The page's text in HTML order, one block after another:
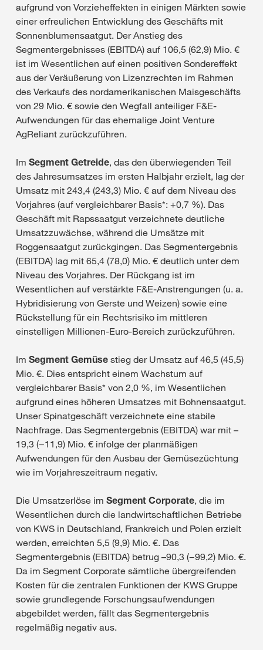
aufgrund von Vorzieheffekten in einigen Märkten sowie
einer erfreulichen Entwicklung des Geschäfts mit
Sonnenblumensaatgut. Der Anstieg des
Segmentergebnisses (EBITDA) auf 106,5 (62,9) Mio. €
ist im Wesentlichen auf einen positiven Sondereffekt
aus der Veräußerung von Lizenzrechten im Rahmen
des Verkaufs des nordamerikanischen Maisgeschäfts
von 29 Mio. € sowie den Wegfall anteiliger F&E-
Aufwendungen für das ehemalige Joint Venture
AgReliant zurückzuführen.
Im Segment Getreide, das den überwiegenden Teil
des Jahresumsatzes im ersten Halbjahr erzielt, lag der
Umsatz mit 243,4 (243,3) Mio. € auf dem Niveau des
Vorjahres (auf vergleichbarer Basis*: +0,7 %). Das
Geschäft mit Rapssaatgut verzeichnete deutliche
Umsatzzuwächse, während die Umsätze mit
Roggensaatgut zurückgingen. Das Segmentergebnis
(EBITDA) lag mit 65,4 (78,0) Mio. € deutlich unter dem
Niveau des Vorjahres. Der Rückgang ist im
Wesentlichen auf verstärkte F&E-Anstrengungen (u. a.
Hybridisierung von Gerste und Weizen) sowie eine
Rückstellung für ein Rechtsrisiko im mittleren
einstelligen Millionen-Euro-Bereich zurückzuführen.
Im Segment Gemüse stieg der Umsatz auf 46,5 (45,5)
Mio. €. Dies entspricht einem Wachstum auf
vergleichbarer Basis* von 2,0 %, im Wesentlichen
aufgrund eines höheren Umsatzes mit Bohnensaatgut.
Unser Spinatgeschäft verzeichnete eine stabile
Nachfrage. Das Segmentergebnis (EBITDA) war mit –
19,3 (−11,9) Mio. € infolge der planmäßigen
Aufwendungen für den Ausbau der Gemüsezüchtung
wie im Vorjahreszeitraum negativ.
Die Umsatzerlöse im Segment Corporate, die im
Wesentlichen durch die landwirtschaftlichen Betriebe
von KWS in Deutschland, Frankreich und Polen erzielt
werden, erreichten 5,5 (9,9) Mio. €. Das
Segmentergebnis (EBITDA) betrug –90,3 (−99,2) Mio. €.
Da im Segment Corporate sämtliche übergreifenden
Kosten für die zentralen Funktionen der KWS Gruppe
sowie grundlegende Forschungsaufwendungen
abgebildet werden, fällt das Segmentergebnis
regelmäßig negativ aus.